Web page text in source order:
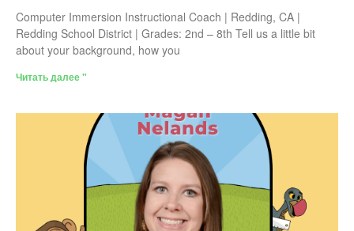
Computer Immersion Instructional Coach | Redding, CA |
Redding School District | Grades: 2nd – 8th Tell us a little bit
about your background, how you
Читать далее "